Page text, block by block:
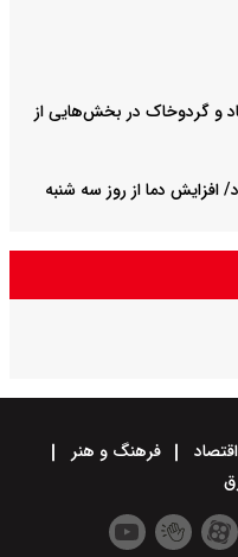
طی ۵ روز آینده/ باد و گردوخاک در بخش‌هایی از
اقتصاد
فرهنگ و هنر